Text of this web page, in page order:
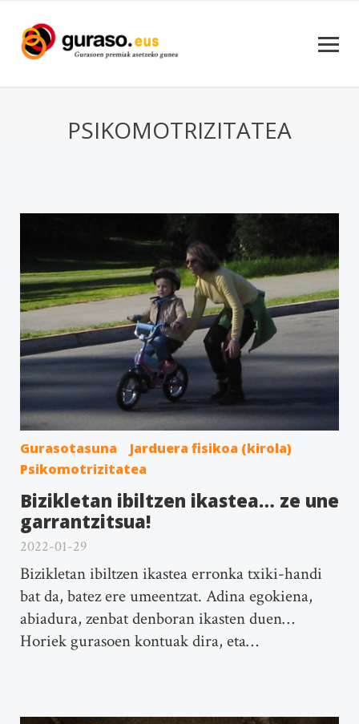
PSIKOMOTRIZITATEA
Gurasotasuna
Jarduera fisikoa (kirola)
Psikomotrizitatea
Bizikletan ibiltzen ikastea… ze une
garrantzitsua!
2022-01-29
Bizikletan ibiltzen ikastea erronka txiki-handi
bat da, batez ere umeentzat. Adina egokiena,
abiadura, zenbat denboran ikasten duen…
Horiek gurasoen kontuak dira, eta…